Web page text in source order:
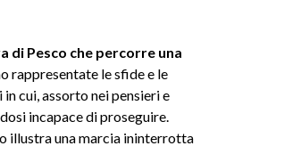
di Pesco che percorre una
rappresentate le sfide e le
cui, assorto nei pensieri e
incapace di proseguire.
illustra una marcia ininterrotta